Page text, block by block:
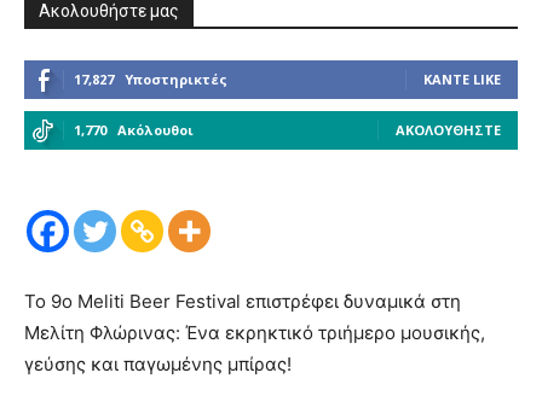
Ακολουθήστε μας
17,827 Υποστηρικτές ΚΆΝΤΕ LIKE
1,770 Ακόλουθοι ΑΚΟΛΟΥΘΉΣΤΕ
Το 9ο Meliti Beer Festival επιστρέφει δυναμικά στη
Μελίτη Φλώρινας: Ένα εκρηκτικό τριήμερο μουσικής,
γεύσης και παγωμένης μπίρας!